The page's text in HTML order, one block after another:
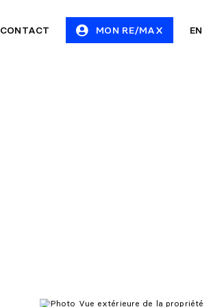
CONTACT MON RE/MAX EN